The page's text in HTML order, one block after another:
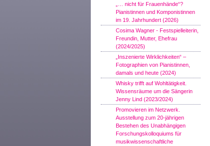
„… nicht für Frauenhände“?
Pianistinnen und Komponistinnen
im 19. Jahrhundert (2026)
Cosima Wagner - Festspielleiterin,
Freundin, Mutter, Ehefrau
(2024/2025)
„Inszenierte Wirklichkeiten“ –
Fotographien von Pianistinnen,
damals und heute (2024)
Whisky trifft auf Wohltätigkeit.
Wissensräume um die Sängerin
Jenny Lind (2023/2024)
Promovieren im Netzwerk.
Ausstellung zum 20-jährigen
Bestehen des Unabhängigen
Forschungskolloquiums für
musikwissenschaftliche